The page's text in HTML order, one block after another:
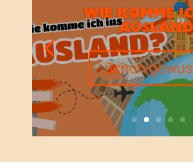
WIE KOMME
Schon